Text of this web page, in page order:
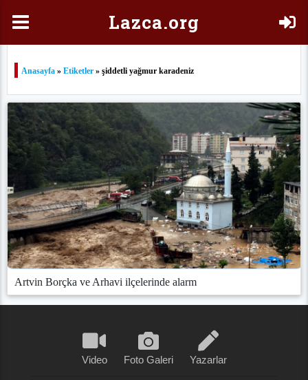
Lazca.org
Anasayfa » Etiketler » şiddetli yağmur karadeniz
Artvin Borçka ve Arhavi ilçelerinde alarm
Video Foto Galeri Yazarlar